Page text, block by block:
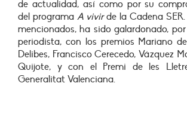
de actualidad, así como por su
del programa A vivirde la Cadena
mencionados, ha sido galardonado,
periodista, con los premios Mariano
Delibes, Francisco Cerecedo, Vázquez
Quijote, y con el Premi de les
Generalitat Valenciana.